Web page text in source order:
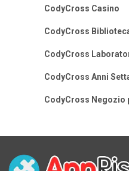
CodyCross Casino
CodyCross
CodyCross
CodyCross Anni
CodyCross Negozio